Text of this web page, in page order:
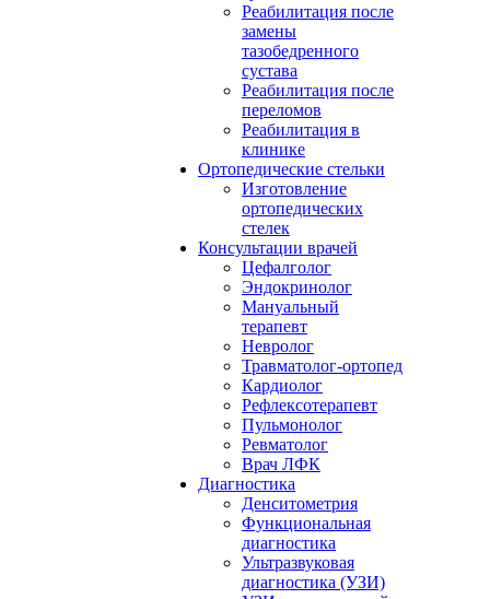
Реабилитация после
замены
тазобедренного
сустава
Реабилитация после
переломов
Реабилитация в
клинике
Ортопедические стельки
Изготовление
ортопедических
стелек
Консультации врачей
Цефалголог
Эндокринолог
Мануальный
терапевт
Невролог
Травматолог-ортопед
Кардиолог
Рефлексотерапевт
Пульмонолог
Ревматолог
Врач ЛФК
Диагностика
Денситометрия
Функциональная
диагностика
Ультразвуковая
диагностика (УЗИ)